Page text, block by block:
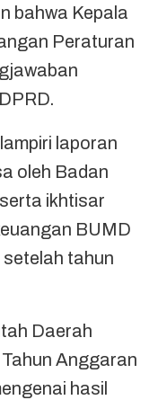
bahwa Kepala
Peraturan
laporan
oleh Badan
ikhtisar
BUMD
setelah tahun
Daerah
Anggaran
hasil